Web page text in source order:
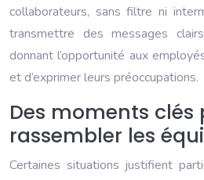
collaborateurs, sans filtre ni
transmettre des messages
donnant l’opportunité aux
et d’exprimer leurs préoccupations.
Des moments clés
rassembler les
Certaines situations justifient